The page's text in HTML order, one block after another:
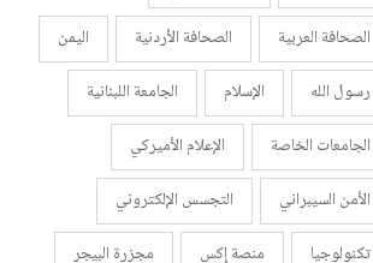
الصحافة العربية
الصحافة الأردنية
اليمن
رسول الله
الإسلام
الجامعة اللبنانية
الجامعات الخاصة
الإعلام الأميركي
الأمن السيبراني
التجسس الإلكتروني
تكنولوجيا
منصة إكس مجزرة البيجر